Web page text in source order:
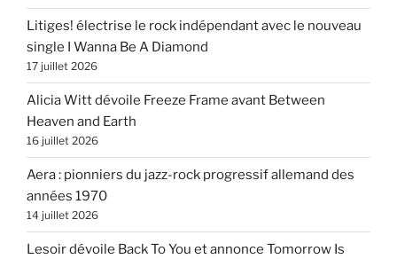
Litiges! électrise le rock indépendant avec le nouveau
single I Wanna Be A Diamond
17 juillet 2026
Alicia Witt dévoile Freeze Frame avant Between
Heaven and Earth
16 juillet 2026
Aera : pionniers du jazz-rock progressif allemand des
années 1970
14 juillet 2026
Lesoir dévoile Back To You et annonce Tomorrow Is